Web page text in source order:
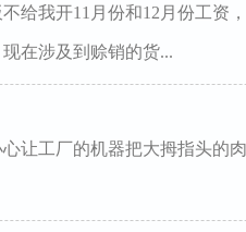
给我开11月份和12月份工资
在涉及到赊销的货...
让工厂的机器把大拇指头的